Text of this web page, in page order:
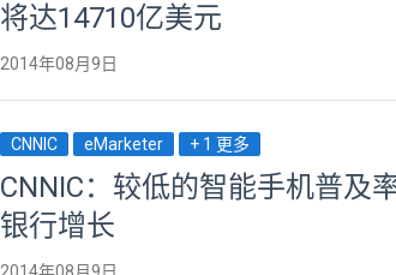
将达14710亿美元
2014年08月9日
CNNIC eMarketer + 1 更多
CNNIC：较低的智能手机普及
银行增长